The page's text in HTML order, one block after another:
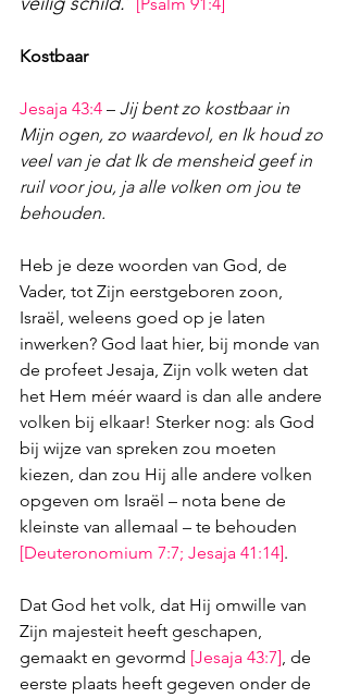
Kostbaar
Jesaja 43:4 – Jij bent zo kostbaar in
Mijn ogen, zo waardevol, en Ik houd zo
veel van je dat Ik de mensheid geef in
ruil voor jou, ja alle volken om jou te
behouden.
Heb je deze woorden van God, de
Vader, tot Zijn eerstgeboren zoon,
Israël, weleens goed op je laten
inwerken? God laat hier, bij monde van
de profeet Jesaja, Zijn volk weten dat
het Hem méér waard is dan alle andere
volken bij elkaar! Sterker nog: als God
bij wijze van spreken zou moeten
kiezen, dan zou Hij alle andere volken
opgeven om Israël – nota bene de
kleinste van allemaal – te behouden
[Deuteronomium 7:7; Jesaja 41:14].
Dat God het volk, dat Hij omwille van
Zijn majesteit heeft geschapen,
gemaakt en gevormd [Jesaja 43:7], de
eerste plaats heeft gegeven onder de